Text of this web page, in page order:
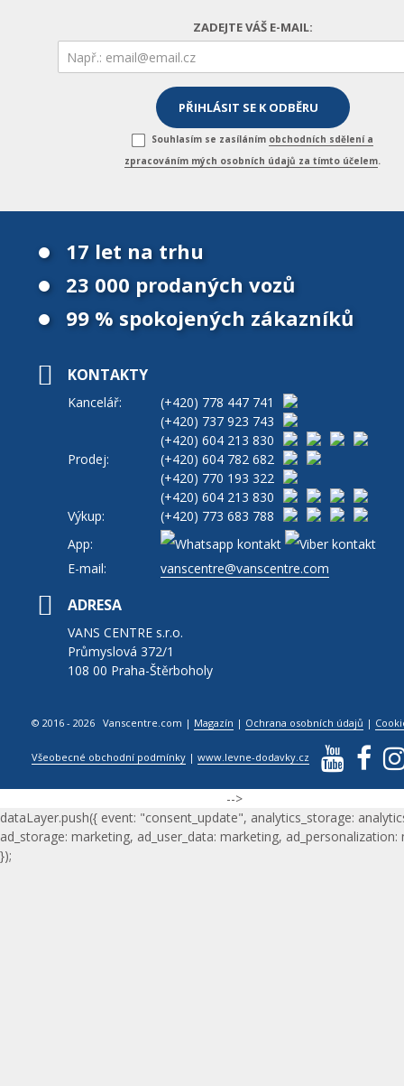
ZADEJTE VÁŠ E-MAIL:
Souhlasím se zasíláním obchodních sdělení a
zpracováním mých osobních údajů za tímto účelem.
17 let na trhu
23 000 prodaných vozů
99 % spokojených zákazníků
KONTAKTY
Kancelář: (+420) 778 447 741
(+420) 737 923 743
(+420) 604 213 830
Prodej:
(+420) 604 782 682
(+420) 770 193 322
(+420) 604 213 830
Výkup:
(+420) 773 683 788
App:
E-mail:
vanscentre@vanscentre.com
ADRESA
VANS CENTRE s.r.o.
Průmyslová 372/1
108 00 Praha-Štěrboholy
© 2016 - 2026 Vanscentre.com | Magazín | Ochrana osobních údajů |
Všeobecné obchodní podmínky |www.levne-dodavky.cz
-->
dataLayer.push({ event: "consent_update", analytics_storage:
ad_storage: marketing, ad_user_data: marketing, ad_personalization:
});